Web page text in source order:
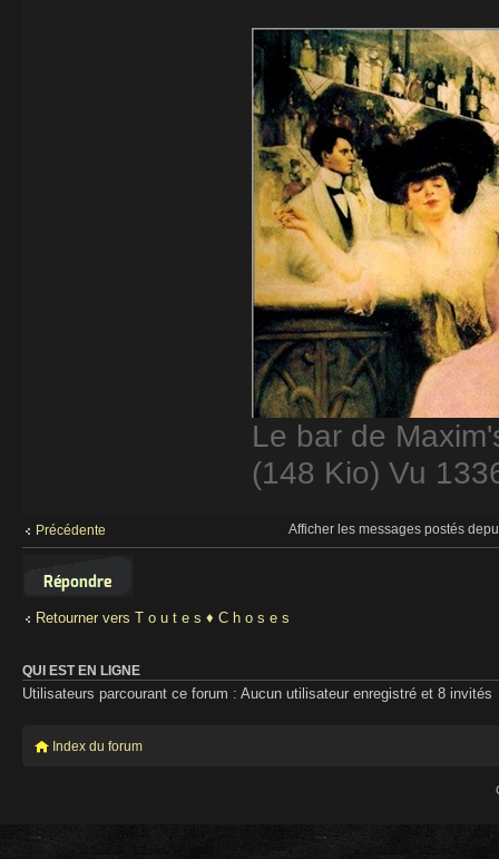
Le bar de
(148 Kio) Vu
Précédente Afficher les messages postés
Retourner vers T o u t e s ♦ C h o s e s
QUI EST EN LIGNE
Utilisateurs parcourant ce forum : Aucun utilisateur enregistré et 8 invités
Index du forum